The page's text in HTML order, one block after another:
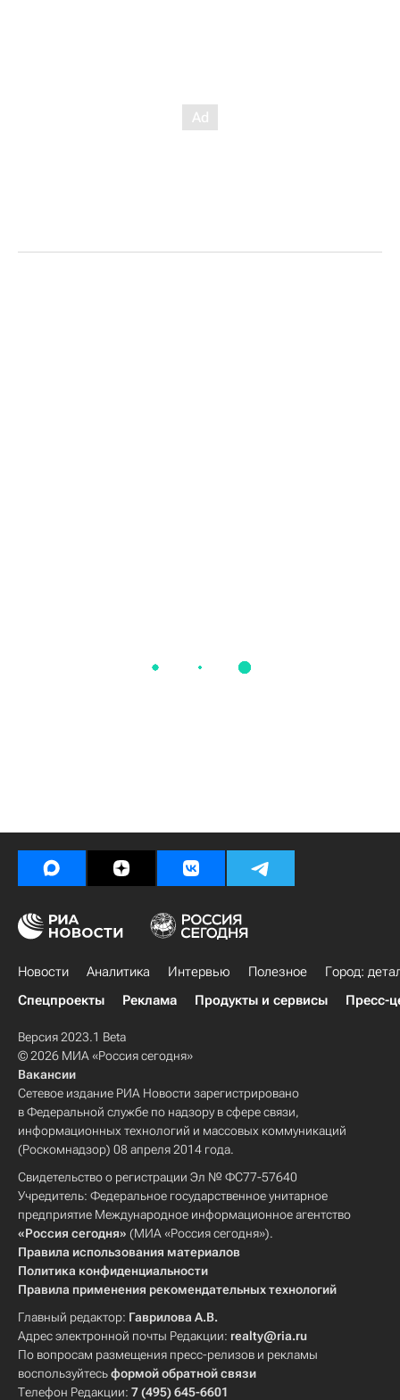
Новости Аналитика Интервью Полезное
Город:
Спецпроекты
Реклама Продукты и сервисы Пресс-
Версия 2023.1 Beta
© 2026 МИА «Россия сегодня»
Вакансии
Сетевое издание РИА Новости зарегистрировано
в Федеральной службе по надзору в сфере связи,
информационных технологий и массовых коммуникаций
(Роскомнадзор) 08 апреля 2014 года.
Свидетельство о регистрации Эл № ФС77-57640
Учредитель: Федеральное государственное унитарное
предприятие Международное информационное агентство
«Россия сегодня» (МИА «Россия сегодня»).
Правила использования материалов
Политика конфиденциальности
Правила применения рекомендательных технологий
Главный редактор: Гаврилова А.В.
Адрес электронной почты Редакции: realty@ria.ru
По вопросам размещения пресс-релизов и рекламы
воспользуйтесьформой обратной связи
Телефон Редакции: 7 (495) 645-6601